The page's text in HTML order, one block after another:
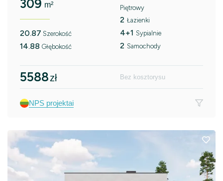
309 m²
20.87 Szerokość
14.88 Głębokość
Piętrowy
2 Łazienki
4+1 Sypialnie
2 Samochody
5588zł Bez kosztorysu
NPS projektai